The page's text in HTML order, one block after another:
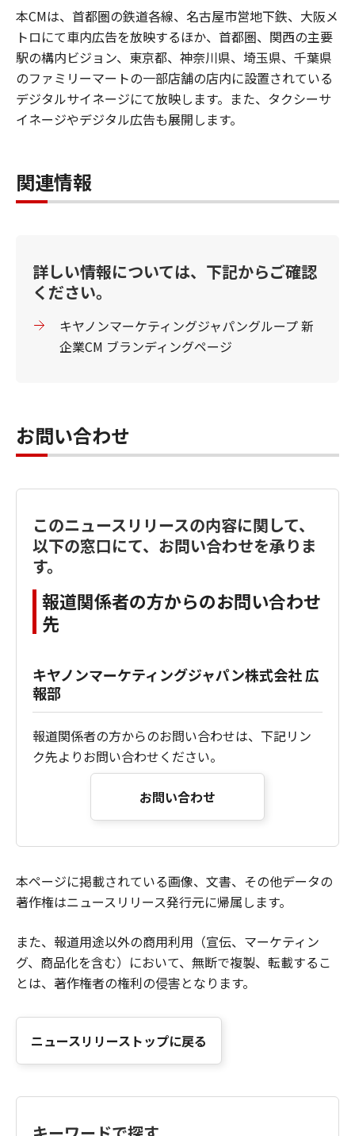
本CMは、首都圏の鉄道各線、名古屋市営地下鉄、大阪メ
トロにて車内広告を放映するほか、首都圏、関西の主要
駅の構内ビジョン、東京都、神奈川県、埼玉県、千葉県
のファミリーマートの一部店舗の店内に設置されている
デジタルサイネージにて放映します。また、タクシーサ
イネージやデジタル広告も展開します。
関連情報
詳しい情報については、下記からご確認
ください。
キヤノンマーケティングジャパングループ 新
企業CM ブランディングページ
お問い合わせ
このニュースリリースの内容に関して、
以下の窓口にて、お問い合わせを承りま
す。
報道関係者の方からのお問い合わせ
先
キヤノンマーケティングジャパン株式会社 広
報部
報道関係者の方からのお問い合わせは、下記リン
ク先よりお問い合わせください。
お問い合わせ
本ページに掲載されている画像、文書、その他データの
著作権はニュースリリース発行元に帰属します。
また、報道用途以外の商用利用（宣伝、マーケティン
グ、商品化を含む）において、無断で複製、転載するこ
とは、著作権者の権利の侵害となります。
ニュースリリーストップに戻る